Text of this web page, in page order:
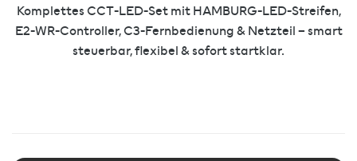
Komplettes CCT-LED-Set mit HAMBURG-LED-Streifen,
E2-WR-Controller, C3-Fernbedienung & Netzteil – smart
steuerbar, flexibel & sofort startklar.